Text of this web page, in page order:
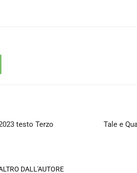
testo Terzo
Tale e
DALL'AUTORE